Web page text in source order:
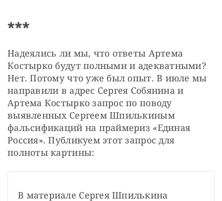
***
Надеялись ли мы, что ответы Артема
Костырко будут полными и адекватными?
Нет. Потому что уже был опыт. В июле мы
направили в адрес Сергея Собянина и
Артема Костырко запрос по поводу
выявленных Сергеем Шпилькиным
фальсификаций на праймериз «Единая
Россия». Публикуем этот запрос для
полноты картины: